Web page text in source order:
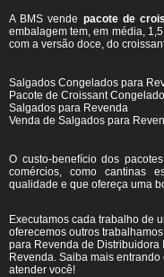
A BMS vende pacote de
embalagem tem, em média,
com a versão doce, do
Salgados Congelados para
Pacote de Croissant Congelado
Salgados para Revenda
Venda de Salgados para
O custo-benefício dos
comércios, como cantinas
qualidade e que ofereça uma
Executamos cada trabalho de
oferecemos outros
para Revenda de
Revenda. Saiba mais
atender você!